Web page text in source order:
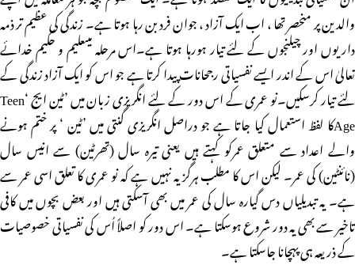
والدین پر منحصر تھا ، اب ایک آزاد ، جوان فرد بن رہا ہوتا ہے۔ زندگی کی عظیم تر ذمہ
داریوں اور چیلنجوں کے لئے تیار ہورہا ہوتا ہے۔اس مرحلہ میںعلیم و حکیم خدائے
تعالیٰ اس کے اندر ایسے نفسیاتی رجحانات پیدا کرتا ہے جو اس کو ایک آزاد زندگی کے
لئے تیار کرسکیں۔نو عمری کے اس دور کے لئے انگریزی زبان میں ’ٹین ایج ‘Teen
Ageکا لفظ استعمال کیا جاتا ہے جو دراصل انگریزی گنتی میں ’ٹین ‘ پر ختم ہونے
والے اعداد سے متعلق عمرکو کہتے ہیں یعنی تیرہ سال (تھرٹین) سے انیس سال
(نائنٹین) کی عمر۔ لیکن اس کا مطلب ہرگز یہ نہیں ہے کہ نو عمری کا تعلق اسی عمر سے
ہے۔ یہ تبدیلیاں دس گیارہ سال کی عمر میں بھی آسکتی ہیں اور بعض بچوں میں کافی
تاخیر سے بھی یہ دور شروع ہوسکتا ہے۔ اس دور کو اصلاً اُس کی نفسیاتی خصوصیات
کے ذریعہ ہی پہچانا جاسکتا ہے۔